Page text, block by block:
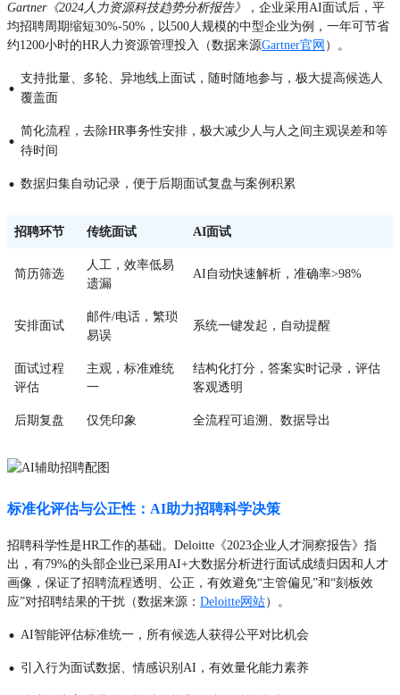
Gartner《2024人力资源科技趋势分析报告》
，企业采用AI面试后，平
均招聘周期缩短30%-50%，以500人规模的中型企业为例，一年可节省
约1200小时的HR人力资源管理投入（数据来源Gartner官网 ）。
· 支持批量、多轮、异地线上面试，随时随地参与，极大提高候选人
覆盖面
· 简化流程，去除HR事务性安排，极大减少人与人之间主观误差和等
待时间
· 数据归集自动记录，便于后期面试复盘与案例积累
招聘环节 传统面试 AI面试
简历筛选
人工，效率低易
遗漏
AI自动快速解析，准确率>98%
安排面试
邮件/电话，繁琐
易误
系统一键发起，自动提醒
面试过程
评估
主观，标准难统
一
结构化打分，答案实时记录，评估
客观透明
后期复盘 仅凭印象 全流程可追溯、数据导出
标准化评估与公正性：AI助力招聘科学决策
招聘科学性是HR工作的基础。Deloitte《2023企业人才洞察报告》指
出，有79%的头部企业已采用AI+大数据分析进行面试成绩归因和人才
画像，保证了招聘流程透明、公正，有效避免“主管偏见”和“刻板效
应”对招聘结果的干扰（数据来源： Deloitte网站）。
· AI智能评估标准统一，所有候选人获得公平对比机会
· 引入行为面试数据、情感识别AI，有效量化能力素养